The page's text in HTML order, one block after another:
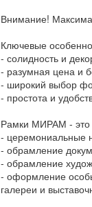
Внимание!
Ключевые
- солидность и
- разумная цена и
- широкий выбор
- простота и
Рамки МИРАМ - это
- церемониальные
- обрамление
- обрамление
- оформление
галереи и